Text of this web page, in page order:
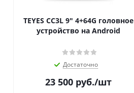
TEYES CC3L 9" 4+64G головное
устройство на Android
Достаточно
23 500 руб./шт